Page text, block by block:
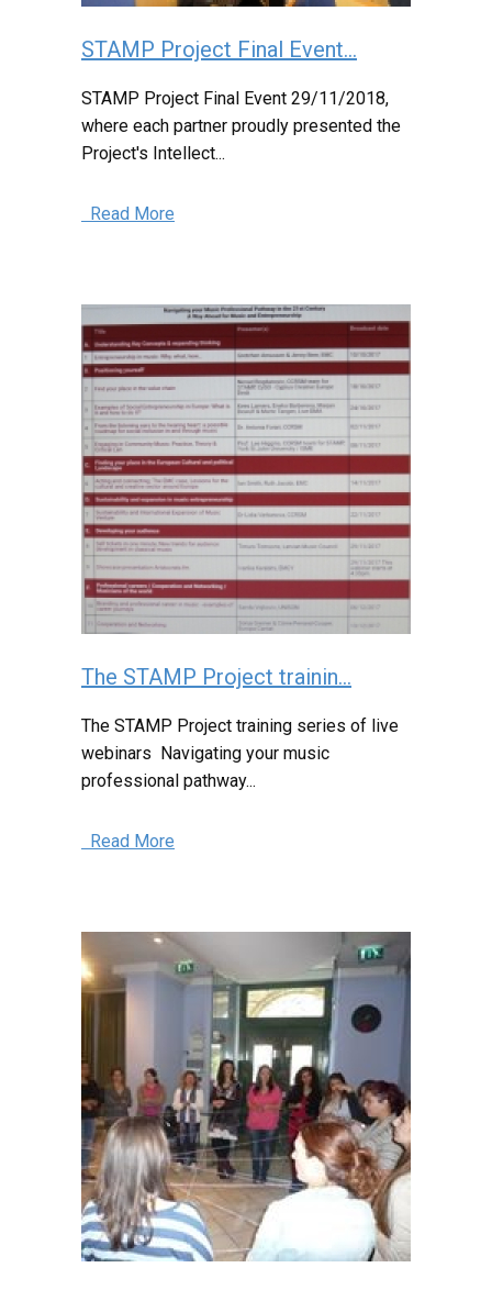
STAMP Project Final Event...
STAMP Project Final Event 29/11/2018,
where each partner proudly presented the
Project's Intellect...
Read More
The STAMP Project trainin...
The STAMP Project training series of live
webinars Navigating your music
professional pathway...
Read More